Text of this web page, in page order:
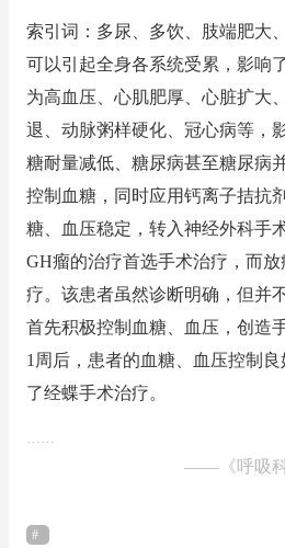
索引词：多尿、多饮、肢端肥大
可以引起全身各系统受累，影响
为高血压、心肌肥厚、心脏扩大
退、动脉粥样硬化、冠心病等，
糖耐量减低、糖尿病甚至糖尿病
控制血糖，同时应用钙离子拮抗
糖、血压稳定，转入神经外科手
GH瘤的治疗首选手术治疗，而
疗。该患者虽然诊断明确，但并
首先积极控制血糖、血压，创造
1周后，患者的血糖、血压控制
了经蝶手术治疗。
……
—— 《呼吸